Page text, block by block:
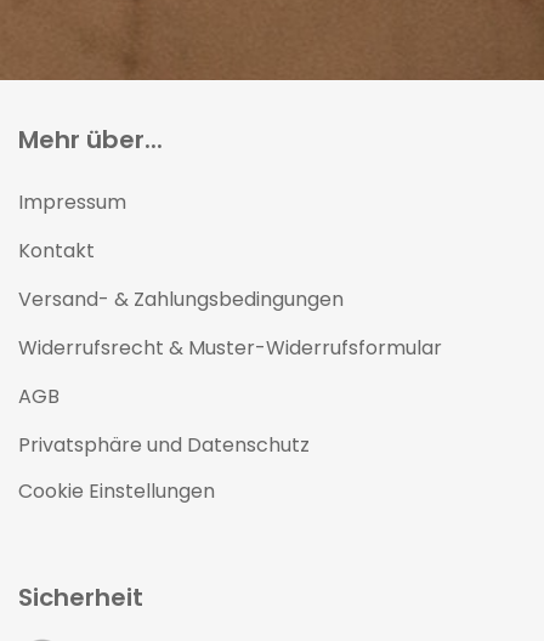
Mehr über...
Impressum
Kontakt
Versand- & Zahlungsbedingungen
Widerrufsrecht & Muster-Widerrufsformular
AGB
Privatsphäre und Datenschutz
Cookie Einstellungen
Sicherheit